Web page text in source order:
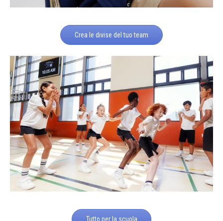
Crea le divise del tuo team
Tutto per la scuola